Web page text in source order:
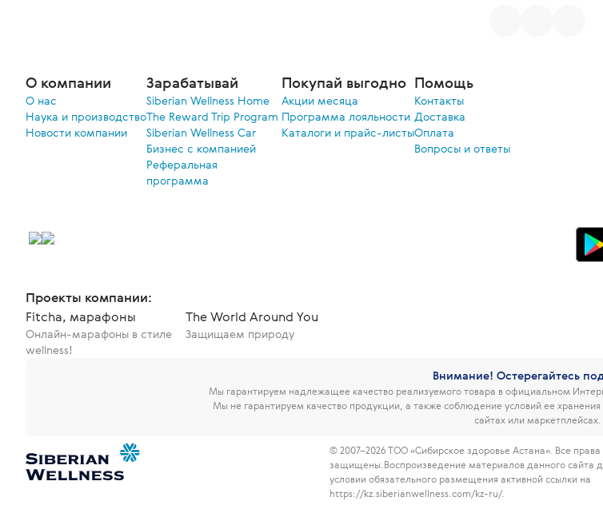
О компании
О нас
Наука и производство
Новости компании
Зарабатывай
Siberian Wellness Home
The Reward Trip Program
Siberian Wellness Car
Бизнес с компанией
Реферальная
программа
Покупай выгодно
Акции меcяца
Программа лояльности
Каталоги и прайс-листы
Помощь
Контакты
Доставка
Оплата
Вопросы и ответы
Проекты компании:
Fitcha, марафоны
Онлайн-марафоны в стиле
wellness!
The World Around You
Защищаем природу
Внимание! Остерегайтесь
Мы гарантируем надлежащее качество реализуемого товара в официальном
Мы не гарантируем качество продукции, а также соблюдение условий ее
сайтах или маркетплейсах.
© 2007–2026 ТОО «Сибирское здоровье Астана». Все права
защищены. Воспроизведение материалов данного сайта
условии обязательного размещения активной ссылки на
https://kz.siberianwellness.com/kz-ru/.